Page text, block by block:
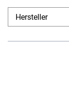
Hersteller